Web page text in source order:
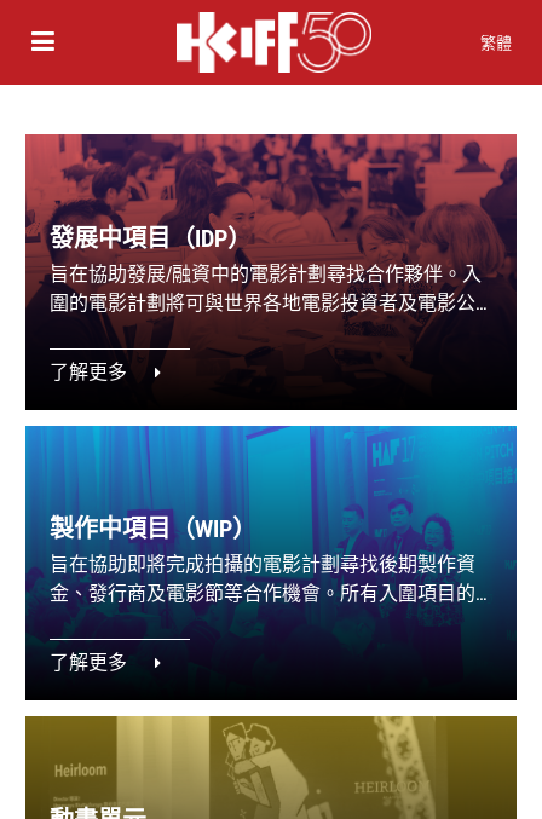
繁體
發展中項目（IDP）
旨在協助發展/融資中的電影計劃尋找合作夥伴。入
圍的電影計劃將可與世界各地電影投資者及電影公
司代表會面，洽談合作。
了解更多
製作中項目（WIP）
旨在協助即將完成拍攝的電影計劃尋找後期製作資
金、發行商及電影節等合作機會。所有入圍項目的
導演和監製將獲邀到WIP 介紹自己的電影計劃。
了解更多